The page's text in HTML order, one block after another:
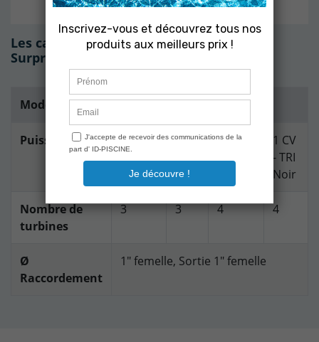
(5 avis)
Les caractéristiques techniques du
Surpresseur AstralCom DAB 1 cv Tri Noir
Modèle ASTRALCOM DAB
Puissance
0,75
CV -
MONO
0,75
CV -
TRI
1 CV -
MONO
1 CV
- TRI
Noir
Nombre de
turbines
3 3 4 4
Ø
Raccordement
1" femelle, Sortie 1" femelle